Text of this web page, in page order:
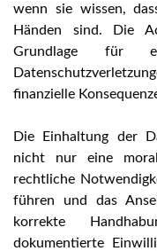
wenn sie wissen,
Händen sind. Die
Grundlage für
finanzielle
Die Einhaltung der
nicht nur eine
rechtliche
führen und das
korrekte
dokumentierte